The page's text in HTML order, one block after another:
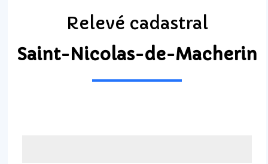
Relevé cadastral
Saint-Nicolas-de-Macherin